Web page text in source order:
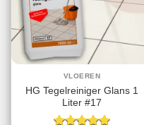
VLOEREN
HG Tegelreiniger Glans 1
Liter #17